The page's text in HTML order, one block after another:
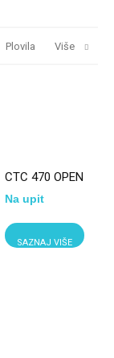
Plovila Više
CTC 470 OPEN
Na upit
SAZNAJ VIŠE